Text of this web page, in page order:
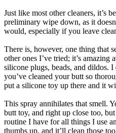
Just like most other cleaners, it’s
preliminary wipe down, as it
would, especially if you leave
There is, however, one thing that
other ones I’ve tried; it’s amazing
silicone plugs, beads, and dildos.
you’ve cleaned your butt so
put a silicone toy up there and it
This spray annihilates that smell.
butt toy, and right up close too,
routine I have for all things I use
thumbs up, and it’ll clean those